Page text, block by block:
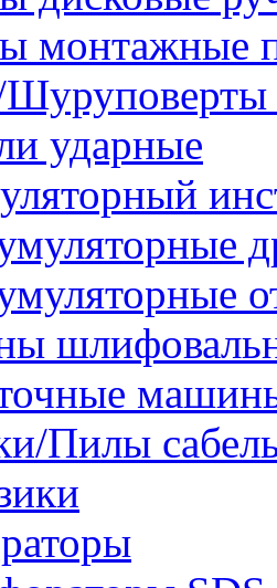
монтажные
ударные
Пилы